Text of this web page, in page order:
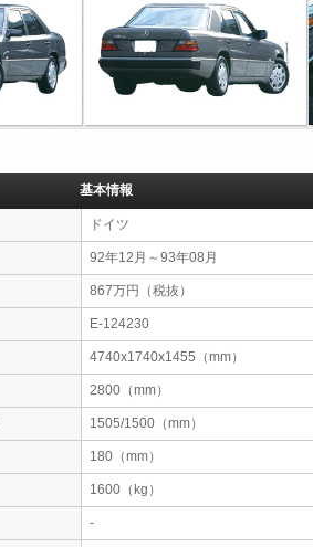
基本情報
ドイツ
92年12月～93年08月
867万円（税抜）
E-124230
4740x1740x1455（mm）
2800（mm）
1505/1500（mm）
180（mm）
1600（kg）
-